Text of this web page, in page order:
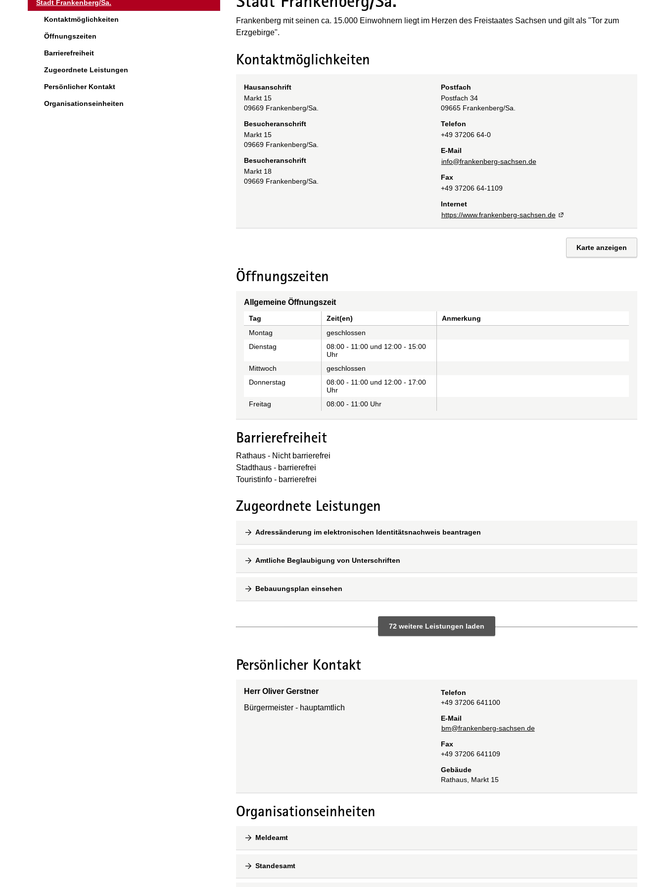
Stadt Frankenberg/Sa.
Kontaktmöglichkeiten
Öffnungszeiten
Barrierefreiheit
Zugeordnete Leistungen
Persönlicher Kontakt
Organisationseinheiten
Frankenberg mit seinen ca. 15.000 Einwohnern liegt im Herzen des Freistaates Sachsen und gilt als "Tor zum
Erzgebirge".
Kontaktmöglichkeiten
Hausanschrift
Markt 15
09669 Frankenberg/Sa.
Besucheranschrift
Markt 15
09669 Frankenberg/Sa.
Besucheranschrift
Markt 18
09669 Frankenberg/Sa.
Postfach
Postfach 34
09665 Frankenberg/Sa.
Telefon
+49 37206 64-0
E-Mail
info@frankenberg-sachsen.de
Fax
+49 37206 64-1109
Internet
https://www.frankenberg-sachsen.de
Karte anzeigen
Öffnungszeiten
Allgemeine Öffnungszeit
Tag Zeit(en)
Anmerkung
Montag
geschlossen
Dienstag
08:00 - 11:00 und 12:00 - 15:00
Uhr
Mittwoch
geschlossen
Donnerstag
08:00 - 11:00 und 12:00 - 17:00
Uhr
Freitag
08:00 - 11:00 Uhr
Barrierefreiheit
Rathaus - Nicht barrierefrei
Stadthaus - barrierefrei
Touristinfo - barrierefrei
Zugeordnete Leistungen
Adressänderung im elektronischen Identitätsnachweis beantragen
Amtliche Beglaubigung von Unterschriften
Bebauungsplan einsehen
72 weitere Leistungen laden
Persönlicher Kontakt
Herr Oliver Gerstner
Bürgermeister - hauptamtlich
Telefon
+49 37206 641100
E-Mail
bm@frankenberg-sachsen.de
Fax
+49 37206 641109
Gebäude
Rathaus, Markt 15
Organisationseinheiten
Meldeamt
Standesamt